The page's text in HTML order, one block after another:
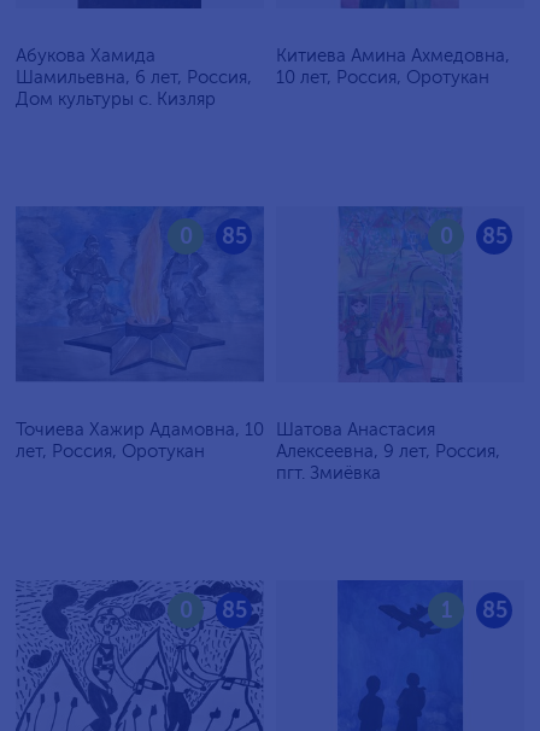
Абукова Хамида
Шамильевна, 6 лет, Россия,
Дом культуры с. Кизляр
Китиева Амина Ахмедовна,
10 лет, Россия, Оротукан
85
0
Точиева Хажир Адамовна, 10
лет, Россия, Оротукан
85
0
Шатова Анастасия
Алексеевна, 9 лет, Россия,
пгт. Змиёвка
85
0 85
1